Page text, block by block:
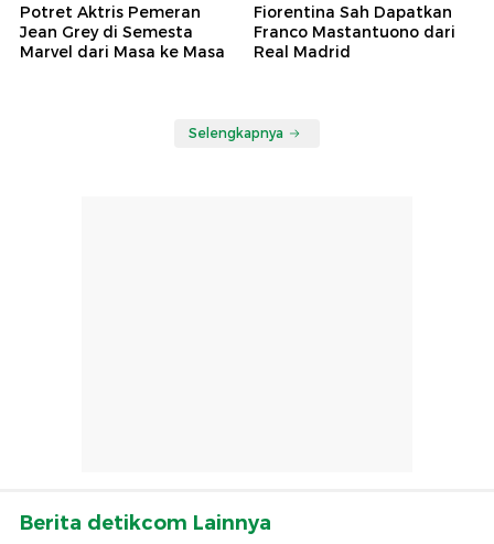
Potret Aktris Pemeran
Jean Grey di Semesta
Marvel dari Masa ke Masa
Fiorentina Sah Dapatkan
Franco Mastantuono dari
Real Madrid
Selengkapnya
Berita detikcom Lainnya